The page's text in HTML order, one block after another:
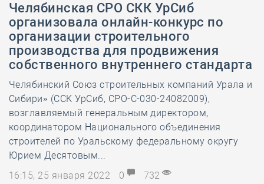
Челябинская СРО СКК УрСиб
организовала онлайн-конкурс по
организации строительного
производства для продвижения
собственного внутреннего стандарта
Челябинский Союз строительных компаний Урала и
Сибири» (ССК УрСиб, СРО-С-030-24082009),
возглавляемый генеральным директором,
координатором Национального объединения
строителей по Уральскому федеральному округу
Юрием Десятовым...
16:15, 25 января 2022
0 732